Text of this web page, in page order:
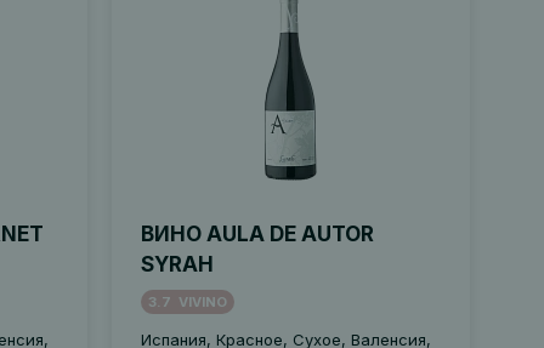
ВИНО AULA DE AUTOR
SYRAH
3.7 VIVINO
Испания, Красное, Сухое, Валенсия,